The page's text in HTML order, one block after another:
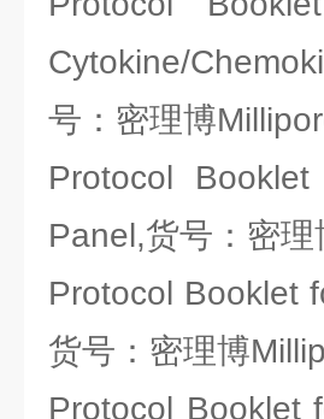
Cytokine/
号：密理博
Protocol
Panel,货号：密
Protocol Booklet
货号：密理博
Protocol Booklet